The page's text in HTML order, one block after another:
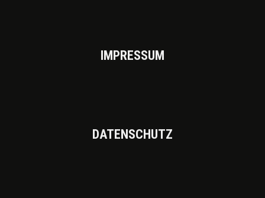
IMPRES­SUM
DATEN­SCHUTZ